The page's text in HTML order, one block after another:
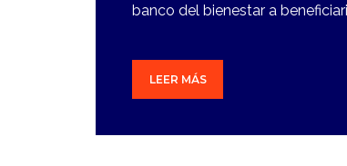
banco del bienestar a
LEER MÁS